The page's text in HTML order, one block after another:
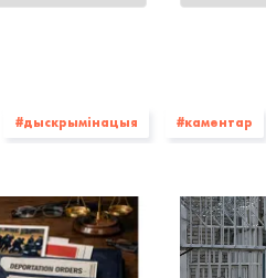
#дыскрымінацыя #каментар
#Міжнародныя навіны
#адвакатура #Front
#палiтвязнi